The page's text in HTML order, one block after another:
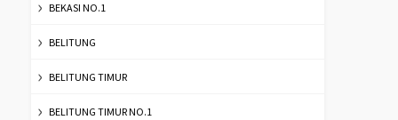
BEKASI NO.1
BELITUNG
BELITUNG TIMUR
BELITUNG TIMUR NO.1